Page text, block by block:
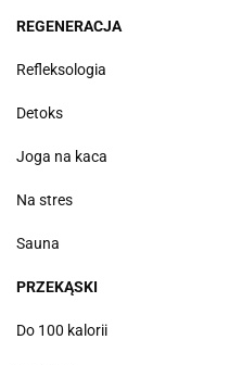
REGENERACJA
Refleksologia
Detoks
Joga na kaca
Na stres
Sauna
PRZEKĄSKI
Do 100 kalorii